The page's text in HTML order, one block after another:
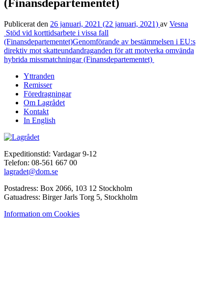
(Finansdepartementet)
Publicerat den 26 januari, 2021 (22 januari, 2021) av Vesna
Inläggsnavigering
Stöd vid korttidsarbete i vissa fall
(Finansdepartementet)Genomförande av bestämmelsen i EU:s
direktiv mot skatteundandraganden för att motverka omvända
hybrida missmatchningar (Finansdepartementet)
Yttranden
Remisser
Föredragningar
Om Lagrådet
Kontakt
In English
Expeditionstid: Vardagar 9-12
Telefon: 08-561 667 00
lagradet@dom.se
Postadress: Box 2066, 103 12 Stockholm
Gatuadress: Birger Jarls Torg 5, Stockholm
Information om Cookies